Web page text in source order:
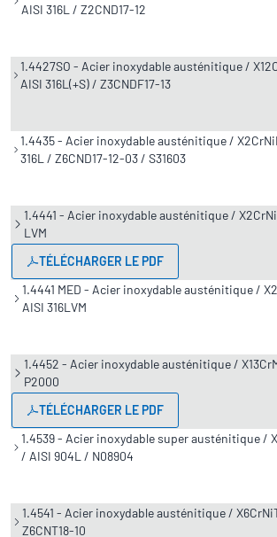
AISI 316L / Z2CND17-12
1.4427SO - Acier inoxydable austénitique /
AISI 316L(+S) / Z3CNDF17-13
1.4435 - Acier inoxydable austénitique /
316L / Z6CND17-12-03 / S31603
1.4441 - Acier inoxydable austénitique /
LVM
TÉLÉCHARGER LE PDF
1.4441 MED - Acier inoxydable austénitique /
AISI 316LVM
1.4452 - Acier inoxydable austénitique /
P2000
TÉLÉCHARGER LE PDF
1.4539 - Acier inoxydable super austénitique /
/ AISI 904L / N08904
1.4541 - Acier inoxydable austénitique /
Z6CNT18-10